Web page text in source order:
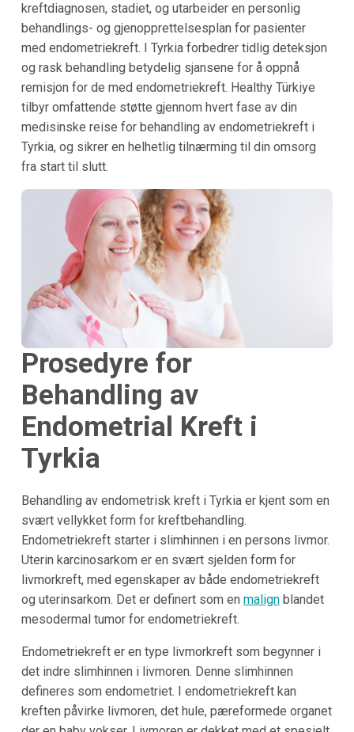
kreftdiagnosen, stadiet, og utarbeider en personlig
behandlings- og gjenopprettelsesplan for pasienter
med endometriekreft. I Tyrkia forbedrer tidlig deteksjon
og rask behandling betydelig sjansene for å oppnå
remisjon for de med endometriekreft. Healthy Türkiye
tilbyr omfattende støtte gjennom hvert fase av din
medisinske reise for behandling av endometriekreft i
Tyrkia, og sikrer en helhetlig tilnærming til din omsorg
fra start til slutt.
Prosedyre for
Behandling av
Endometrial Kreft i
Tyrkia
Behandling av endometrisk kreft i Tyrkia er kjent som en
svært vellykket form for kreftbehandling.
Endometriekreft starter i slimhinnen i en persons livmor.
Uterin karcinosarkom er en svært sjelden form for
livmorkreft, med egenskaper av både endometriekreft
og uterinsarkom. Det er definert som en malignblandet
mesodermal tumor for endometriekreft.
Endometriekreft er en type livmorkreft som begynner i
det indre slimhinnen i livmoren. Denne slimhinnen
defineres som endometriet. I endometriekreft kan
kreften påvirke livmoren, det hule, pæreformede organet